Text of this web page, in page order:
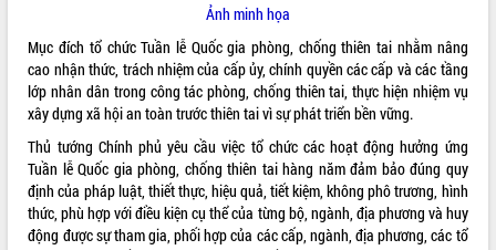
THÔNG TIN CHỈ ĐẠO ĐIỀU HÀNH
HỆ THỐNG VĂN BẢN
VĂN BẢN HĐND TỈNH
ĐIỂM TIN VĂN BẢN
QUY HOẠCH - KẾ HOẠCH
Ảnh minh họa
Mục đích tổ chức Tuần lễ Quốc gia phòng, chống thiên tai nhằm nâng
cao nhận thức, trách nhiệm của cấp ủy, chính quyền các cấp và các tầng
lớp nhân dân trong công tác phòng, chống thiên tai, thực hiện nhiệm vụ
xây dựng xã hội an toàn trước thiên tai vì sự phát triển bền vững.
Thủ tướng Chính phủ yêu cầu việc tổ chức các hoạt động hưởng ứng
Tuần lễ Quốc gia phòng, chống thiên tai hàng năm đảm bảo đúng quy
định của pháp luật, thiết thực, hiệu quả, tiết kiệm, không phô trương, hình
thức, phù hợp với điều kiện cụ thể của từng bộ, ngành, địa phương và huy
động được sự tham gia, phối hợp của các cấp, ngành, địa phương, các tổ